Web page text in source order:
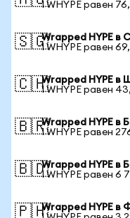
1 WHYPE равен
🇸🇬Wrapped HYPE в
1 WHYPE равен
🇨🇭Wrapped HYPE в
1 WHYPE равен
🇧🇷Wrapped HYPE в
1 WHYPE равен
🇧🇩Wrapped HYPE в
1 WHYPE равен 6
🇵🇭Wrapped HYPE в